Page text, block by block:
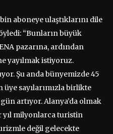
aboneye ulaştıklarını dile
“Bunların büyük
pazarına, ardından
yayılmak istiyoruz.
Şu anda bünyemizde 45
sayılarımızla birlikte
artıyor. Alanya’da olmak
yıl milyonlarca turistin
değil gelecekte